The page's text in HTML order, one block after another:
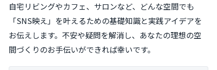
自宅リビングやカフェ、サロンなど、どんな空間でも
「SNS映え」を叶えるための基礎知識と実践アイデアを
お伝えします。不安や疑問を解消し、あなたの理想の空
間づくりのお手伝いができれば幸いです。